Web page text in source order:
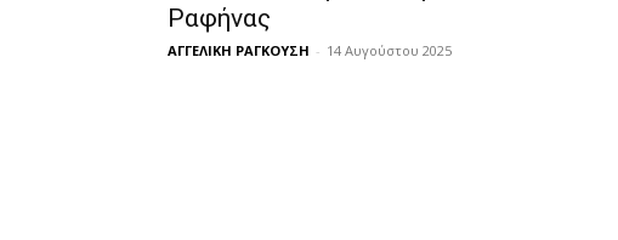
Ραφήνας
ΑΓΓΕΛΙΚΗ ΡΑΓΚΟΥΣΗ - 14 Αυγούστου 2025